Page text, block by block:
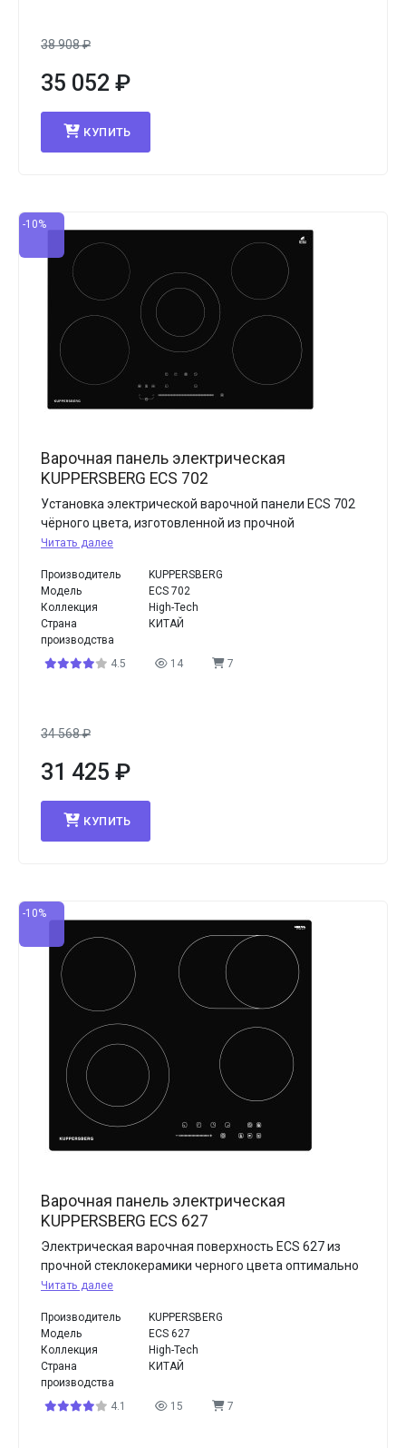
38 908₽
35 052 ₽
КУПИТЬ
-10%
Варочная панель электрическая
KUPPERSBERG ECS 702
Установка электрической варочной панели ECS 702
чёрного цвета, изготовленной из прочной
Читать далее
Производитель
KUPPERSBERG
Модель
ECS 702
Коллекция
High-Tech
Страна
производства
КИТАЙ
4.5 14 7
34 568₽
31 425 ₽
КУПИТЬ
-10%
Варочная панель электрическая
KUPPERSBERG ECS 627
Электрическая варочная поверхность ECS 627 из
прочной стеклокерамики черного цвета оптимально
Читать далее
Производитель
KUPPERSBERG
Модель
ECS 627
Коллекция
High-Tech
Страна
производства
КИТАЙ
4.1 15 7